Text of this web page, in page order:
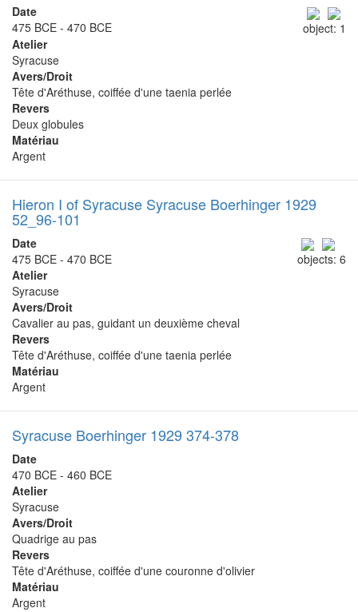
object: 1
Date
475 BCE - 470 BCE
Atelier
Syracuse
Avers/Droit
Tête d'Aréthuse, coiffée d'une taenia perlée
Revers
Deux globules
Matériau
Argent
Hieron I of Syracuse Syracuse Boerhinger 1929
52_96-101
objects: 6
Date
475 BCE - 470 BCE
Atelier
Syracuse
Avers/Droit
Cavalier au pas, guidant un deuxième cheval
Revers
Tête d'Aréthuse, coiffée d'une taenia perlée
Matériau
Argent
Syracuse Boerhinger 1929 374-378
Date
470 BCE - 460 BCE
Atelier
Syracuse
Avers/Droit
Quadrige au pas
Revers
Tête d'Aréthuse, coiffée d'une couronne d'olivier
Matériau
Argent